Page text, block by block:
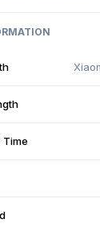
Time